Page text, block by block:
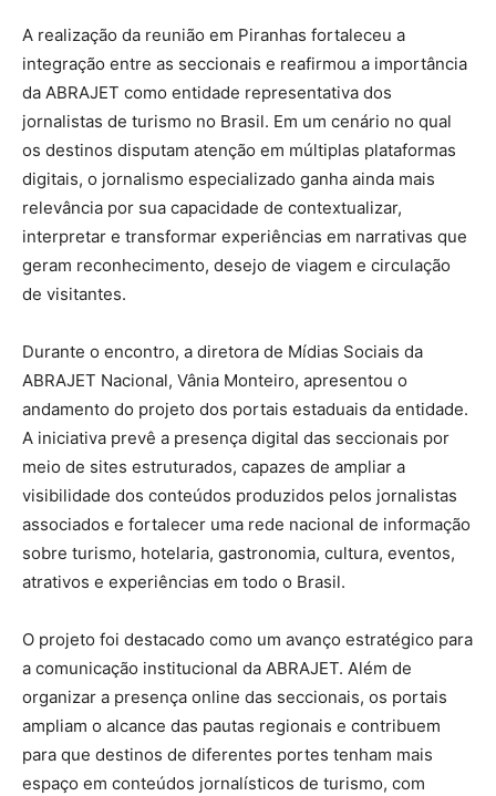
A realização da reunião em Piranhas fortaleceu a
integração entre as seccionais e reafirmou a importância
da ABRAJET como entidade representativa dos
jornalistas de turismo no Brasil. Em um cenário no qual
os destinos disputam atenção em múltiplas plataformas
digitais, o jornalismo especializado ganha ainda mais
relevância por sua capacidade de contextualizar,
interpretar e transformar experiências em narrativas que
geram reconhecimento, desejo de viagem e circulação
de visitantes.
Durante o encontro, a diretora de Mídias Sociais da
ABRAJET Nacional, Vânia Monteiro, apresentou o
andamento do projeto dos portais estaduais da entidade.
A iniciativa prevê a presença digital das seccionais por
meio de sites estruturados, capazes de ampliar a
visibilidade dos conteúdos produzidos pelos jornalistas
associados e fortalecer uma rede nacional de informação
sobre turismo, hotelaria, gastronomia, cultura, eventos,
atrativos e experiências em todo o Brasil.
O projeto foi destacado como um avanço estratégico para
a comunicação institucional da ABRAJET. Além de
organizar a presença online das seccionais, os portais
ampliam o alcance das pautas regionais e contribuem
para que destinos de diferentes portes tenham mais
espaço em conteúdos jornalísticos de turismo, com